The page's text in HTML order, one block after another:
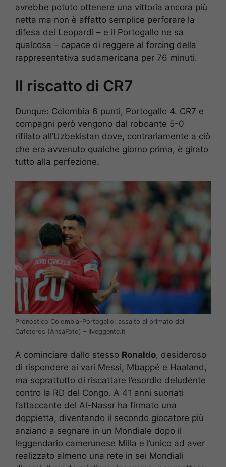
avrebbe potuto ottenere una vittoria ancora più
netta ma non è affatto semplice perforare la
difesa dei Leopardi – e il Portogallo ne sa
qualcosa – capace di reggere al forcing della
rappresentativa sudamericana per 76 minuti.
Il riscatto di CR7
Dunque: Colombia 6 punti, Portogallo 4. CR7 e
compagni però vengono dal roboante 5-0
rifilato all’Uzbekistan dove, contrariamente a ciò
che era avvenuto qualche giorno prima, è girato
tutto alla perfezione.
Pronostico Colombia-Portogallo: assalto al primato dei
Cafeteros (AnsaFoto) – Ilveggente.it
A cominciare dallo stesso Ronaldo, desideroso
di rispondere ai vari Messi, Mbappé e Haaland,
ma soprattutto di riscattare l’esordio deludente
contro la RD del Congo. A 41 anni suonati
l’attaccante del Al-Nassr ha firmato una
doppietta, diventando il secondo giocatore più
anziano a segnare in un Mondiale dopo il
leggendario camerunese Milla e l’unico ad aver
realizzato almeno una rete in sei Mondiali